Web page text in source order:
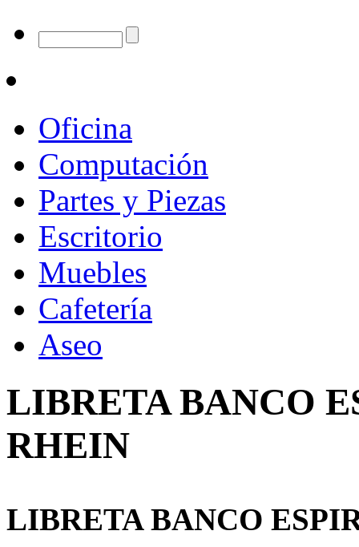
Oficina
Computación
Partes y Piezas
Escritorio
Muebles
Cafetería
Aseo
LIBRETA BANCO
RHEIN
LIBRETA BANCO